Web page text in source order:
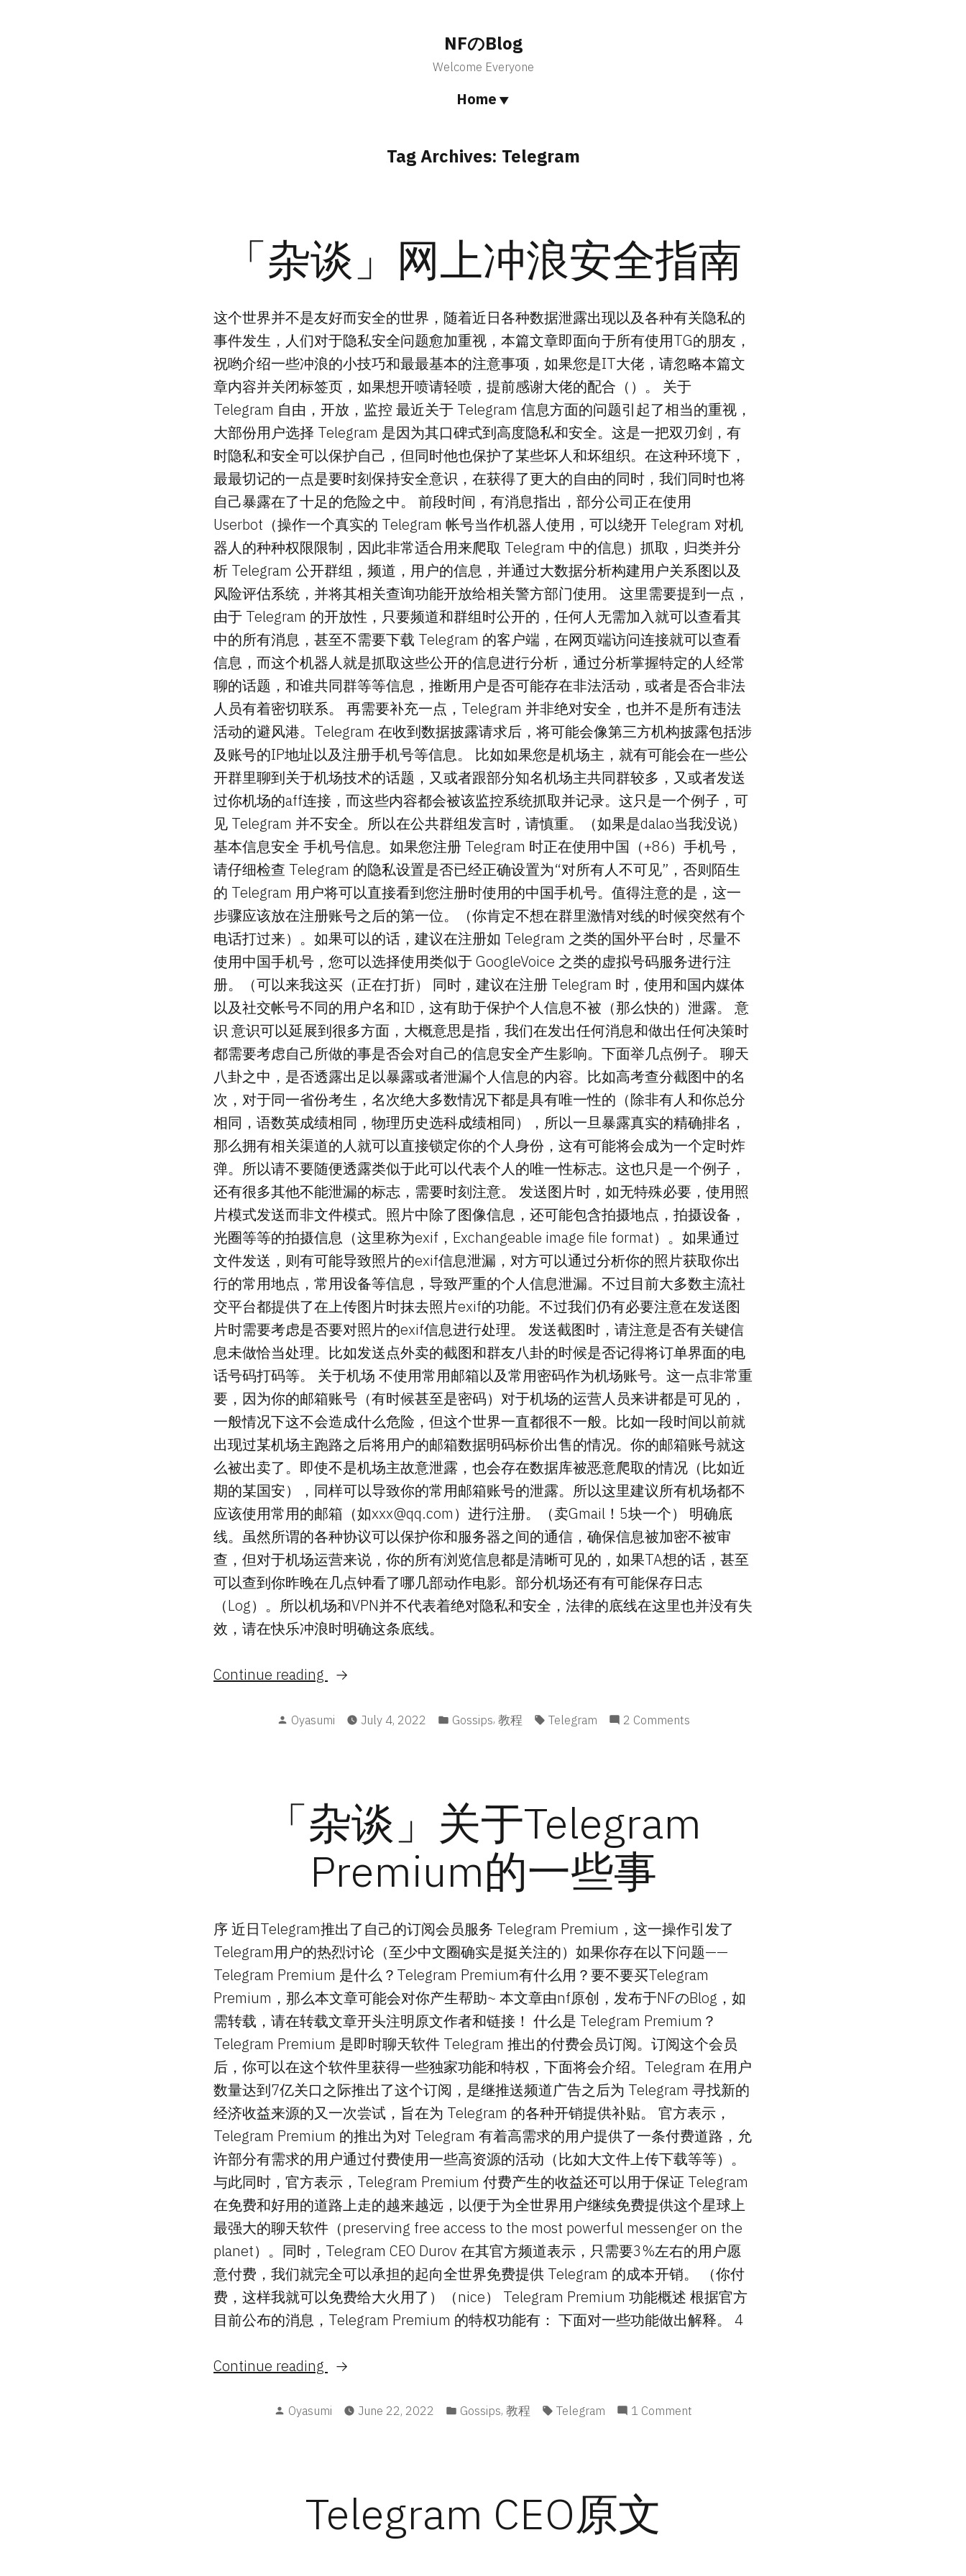
NFのBlog
Welcome Everyone
Home
Tag Archives: Telegram
「杂谈」网上冲浪安全指南
这个世界并不是友好而安全的世界，随着近日各种数据泄露出现以及各种有关隐私的
事件发生，人们对于隐私安全问题愈加重视，本篇文章即面向于所有使用TG的朋友，
祝哟介绍一些冲浪的小技巧和最最基本的注意事项，如果您是IT大佬，请忽略本篇文
章内容并关闭标签页，如果想开喷请轻喷，提前感谢大佬的配合（）。 关于
Telegram 自由，开放，监控 最近关于 Telegram 信息方面的问题引起了相当的重视，
大部份用户选择 Telegram 是因为其口碑式到高度隐私和安全。这是一把双刃剑，有
时隐私和安全可以保护自己，但同时他也保护了某些坏人和坏组织。在这种环境下，
最最切记的一点是要时刻保持安全意识，在获得了更大的自由的同时，我们同时也将
自己暴露在了十足的危险之中。 前段时间，有消息指出，部分公司正在使用
Userbot（操作一个真实的 Telegram 帐号当作机器人使用，可以绕开 Telegram 对机
器人的种种权限限制，因此非常适合用来爬取 Telegram 中的信息）抓取，归类并分
析 Telegram 公开群组，频道，用户的信息，并通过大数据分析构建用户关系图以及
风险评估系统，并将其相关查询功能开放给相关警方部门使用。 这里需要提到一点，
由于 Telegram 的开放性，只要频道和群组时公开的，任何人无需加入就可以查看其
中的所有消息，甚至不需要下载 Telegram 的客户端，在网页端访问连接就可以查看
信息，而这个机器人就是抓取这些公开的信息进行分析，通过分析掌握特定的人经常
聊的话题，和谁共同群等等信息，推断用户是否可能存在非法活动，或者是否合非法
人员有着密切联系。 再需要补充一点，Telegram 并非绝对安全，也并不是所有违法
活动的避风港。Telegram 在收到数据披露请求后，将可能会像第三方机构披露包括涉
及账号的IP地址以及注册手机号等信息。 比如如果您是机场主，就有可能会在一些公
开群里聊到关于机场技术的话题，又或者跟部分知名机场主共同群较多，又或者发送
过你机场的aff连接，而这些内容都会被该监控系统抓取并记录。这只是一个例子，可
见 Telegram 并不安全。所以在公共群组发言时，请慎重。（如果是dalao当我没说）
基本信息安全 手机号信息。如果您注册 Telegram 时正在使用中国（+86）手机号，
请仔细检查 Telegram 的隐私设置是否已经正确设置为“对所有人不可见”，否则陌生
的 Telegram 用户将可以直接看到您注册时使用的中国手机号。值得注意的是，这一
步骤应该放在注册账号之后的第一位。（你肯定不想在群里激情对线的时候突然有个
电话打过来）。如果可以的话，建议在注册如 Telegram 之类的国外平台时，尽量不
使用中国手机号，您可以选择使用类似于 GoogleVoice 之类的虚拟号码服务进行注
册。（可以来我这买（正在打折） 同时，建议在注册 Telegram 时，使用和国内媒体
以及社交帐号不同的用户名和ID，这有助于保护个人信息不被（那么快的）泄露。 意
识 意识可以延展到很多方面，大概意思是指，我们在发出任何消息和做出任何决策时
都需要考虑自己所做的事是否会对自己的信息安全产生影响。下面举几点例子。 聊天
八卦之中，是否透露出足以暴露或者泄漏个人信息的内容。比如高考查分截图中的名
次，对于同一省份考生，名次绝大多数情况下都是具有唯一性的（除非有人和你总分
相同，语数英成绩相同，物理历史选科成绩相同），所以一旦暴露真实的精确排名，
那么拥有相关渠道的人就可以直接锁定你的个人身份，这有可能将会成为一个定时炸
弹。所以请不要随便透露类似于此可以代表个人的唯一性标志。这也只是一个例子，
还有很多其他不能泄漏的标志，需要时刻注意。 发送图片时，如无特殊必要，使用照
片模式发送而非文件模式。照片中除了图像信息，还可能包含拍摄地点，拍摄设备，
光圈等等的拍摄信息（这里称为exif，Exchangeable image file format）。如果通过
文件发送，则有可能导致照片的exif信息泄漏，对方可以通过分析你的照片获取你出
行的常用地点，常用设备等信息，导致严重的个人信息泄漏。不过目前大多数主流社
交平台都提供了在上传图片时抹去照片exif的功能。不过我们仍有必要注意在发送图
片时需要考虑是否要对照片的exif信息进行处理。 发送截图时，请注意是否有关键信
息未做恰当处理。比如发送点外卖的截图和群友八卦的时候是否记得将订单界面的电
话号码打码等。 关于机场 不使用常用邮箱以及常用密码作为机场账号。这一点非常重
要，因为你的邮箱账号（有时候甚至是密码）对于机场的运营人员来讲都是可见的，
一般情况下这不会造成什么危险，但这个世界一直都很不一般。比如一段时间以前就
出现过某机场主跑路之后将用户的邮箱数据明码标价出售的情况。你的邮箱账号就这
么被出卖了。即使不是机场主故意泄露，也会存在数据库被恶意爬取的情况（比如近
期的某国安），同样可以导致你的常用邮箱账号的泄露。所以这里建议所有机场都不
应该使用常用的邮箱（如xxx@qq.com）进行注册。（卖Gmail！5块一个） 明确底
线。虽然所谓的各种协议可以保护你和服务器之间的通信，确保信息被加密不被审
查，但对于机场运营来说，你的所有浏览信息都是清晰可见的，如果TA想的话，甚至
可以查到你昨晚在几点钟看了哪几部动作电影。部分机场还有有可能保存日志
（Log）。所以机场和VPN并不代表着绝对隐私和安全，法律的底线在这里也并没有失
效，请在快乐冲浪时明确这条底线。
Continue reading
“「杂
网
安
全
指
Posted
Oyasumi July 4, 2022
Posted
Gossips, 教程 Tags:
Telegram 2 Commentson
冲
「杂谈」关于Telegram
Premium的一些事
序 近日Telegram推出了自己的订阅会员服务 Telegram Premium，这一操作引发了
Telegram用户的热烈讨论（至少中文圈确实是挺关注的）如果你存在以下问题——
Telegram Premium 是什么？Telegram Premium有什么用？要不要买Telegram
Premium，那么本文章可能会对你产生帮助~ 本文章由nf原创，发布于NFのBlog，如
需转载，请在转载文章开头注明原文作者和链接！ 什么是 Telegram Premium？
Telegram Premium 是即时聊天软件 Telegram 推出的付费会员订阅。订阅这个会员
后，你可以在这个软件里获得一些独家功能和特权，下面将会介绍。Telegram 在用户
数量达到7亿关口之际推出了这个订阅，是继推送频道广告之后为 Telegram 寻找新的
经济收益来源的又一次尝试，旨在为 Telegram 的各种开销提供补贴。 官方表示，
Telegram Premium 的推出为对 Telegram 有着高需求的用户提供了一条付费道路，允
许部分有需求的用户通过付费使用一些高资源的活动（比如大文件上传下载等等）。
与此同时，官方表示，Telegram Premium 付费产生的收益还可以用于保证 Telegram
在免费和好用的道路上走的越来越远，以便于为全世界用户继续免费提供这个星球上
最强大的聊天软件（preserving free access to the most powerful messenger on the
planet）。同时，Telegram CEO Durov 在其官方频道表示，只需要3%左右的用户愿
意付费，我们就完全可以承担的起向全世界免费提供 Telegram 的成本开销。 （你付
费，这样我就可以免费给大火用了）（nice） Telegram Premium 功能概述 根据官方
目前公布的消息，Telegram Premium 的特权功能有： 下面对一些功能做出解释。 4
Continue reading
“「杂
关
的
一
Posted
Oyasumi June 22, 2022
Posted
Gossips, 教程 Tags:
Telegram 1 Comment
Telegram CEO原文